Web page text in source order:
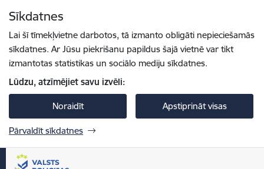
Sīkdatnes
Lai šī tīmekļvietne darbotos, tā izmanto obligāti nepieciešamās
sīkdatnes. Ar Jūsu piekrišanu papildus šajā vietnē var tikt
izmantotas statistikas un sociālo mediju sīkdatnes.
Lūdzu, atzīmējiet savu izvēli:
Noraidīt Apstiprināt visas
Pārvaldīt sīkdatnes